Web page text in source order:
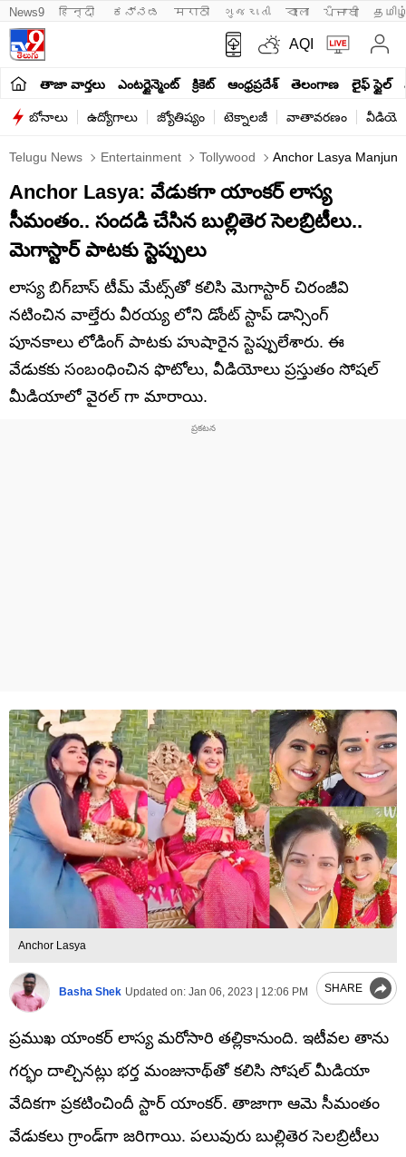
News9 हिन्दी ಕನ್ನಡ मराठी ગુજરાતી বাংলা ਪੰਜਾਬੀ
AQI
తాజా వార్తలు ఎంటర్టైన్మెంట్ క్రికెట్ ఆంధ్రప్రదేశ్ తెలంగాణ లైఫ్ స్టైల్
బోనాలు ఉద్యోగాలు జ్యోతిష్యం టెక్నాలజీ వాతావరణం
Telugu News Entertainment Tollywood Anchor Lasya
Anchor Lasya: వేడుకగా యాంకర్‌ లాస్య
సీమంతం.. సందడి చేసిన బుల్లితెర సెలబ్రిటీలు..
మెగాస్టార్‌ పాటకు స్టెప్పులు
లాస్య బిగ్‌బాస్‌ టీమ్‌ మేట్స్‌తో కలిసి మెగాస్టార్‌ చిరంజీవి
నటించిన వాల్తేరు వీర‌య్య లోని డోంట్ స్టాప్ డాన్సింగ్
పూన‌కాలు లోడింగ్ పాటకు హుషారైన స్టెప్పులేశారు. ఈ
వేడుకకు సంబంధించిన ఫొటోలు, వీడియోలు ప్రస్తుతం సోషల్‌
మీడియాలో వైరల్ గా మారాయి.
Anchor Lasya
Basha Shek Updated on: Jan 06, 2023 | 12:06 PM SHARE
ప్రముఖ యాంకర్ లాస్య మరోసారి తల్లికానుంది. ఇటీవల తాను
గర్భం దాల్చినట్లు భర్త మంజునాథ్‌తో కలిసి సోషల్‌ మీడియా
వేదికగా ప్రకటించిందీ స్టార్‌ యాంకర్‌. తాజాగా ఆమె సీమంతం
వేడుకలు గ్రాండ్‌గా జరిగాయి. పలువురు బుల్లితెర సెలబ్రిటీలు